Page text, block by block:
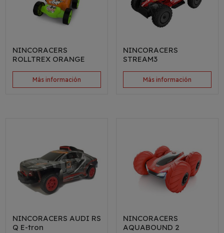
NINCORACERS
ROLLTREX ORANGE
Más información
NINCORACERS
STREAM3
Más información
NINCORACERS AUDI RS
Q E-tron
NINCORACERS
AQUABOUND 2